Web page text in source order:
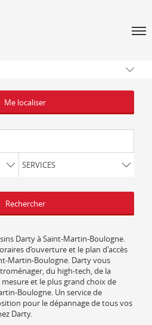
Me localiser
SERVICES
Rechercher
Darty à Saint-Martin-Boulogne.
d’ouverture et le plan d'accès
Martin-Boulogne. Darty vous
du high-tech, de la
et le plus grand choix de
Boulogne. Un service de
pour le dépannage de tous vos
Darty.